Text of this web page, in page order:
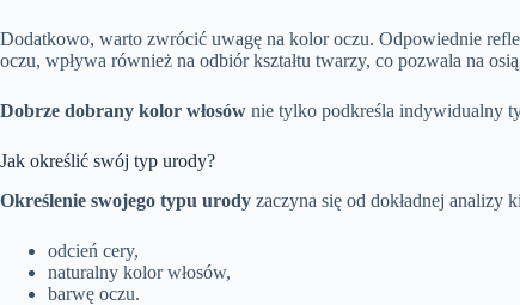
Dodatkowo, warto zwrócić uwagę na kolor oczu. Odpowiednie
oczu, wpływa również na odbiór kształtu twarzy, co pozwala na
Dobrze dobrany kolor włosów nie tylko podkreśla indywidualny
Jak określić swój typ urody?
Określenie swojego typu urody zaczyna się od dokładnej
odcień cery,
naturalny kolor włosów,
barwę oczu.